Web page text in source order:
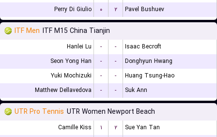
Perry Di Giulio
۰ ۲ Pavel Bushuev
ITF Men ITF M15 China Tianjin
Hanlei Lu - -
Isaac Becroft
Seon Yong Han
- -
Donghyun Hwang
Yuki Mochizuki
- -
Huang Tsung-Hao
Matthew Dellavedova
- - Suk Ann
UTR Pro Tennis UTR Women Newport Beach
Camille Kiss ۱ ۲
Sue Yan Tan